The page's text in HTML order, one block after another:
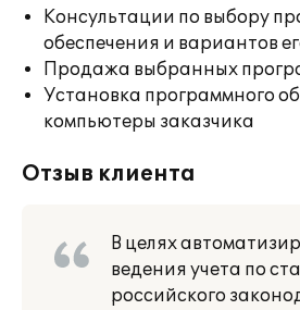
Консультации по выбору
обеспечения и вариантов
Продажа выбранных
Установка программного
компьютеры заказчика
Отзыв клиента
В целях
ведения учета по
российского